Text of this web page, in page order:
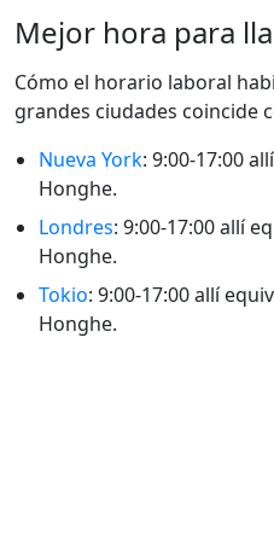
Mejor hora para
Cómo el horario laboral
grandes ciudades coincide
Nueva York: 9:00-17:00
Honghe.
Londres: 9:00-17:00 allí
Honghe.
Tokio: 9:00-17:00 allí
Honghe.